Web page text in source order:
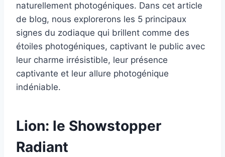
naturellement photogéniques. Dans cet article
de blog, nous explorerons les 5 principaux
signes du zodiaque qui brillent comme des
étoiles photogéniques, captivant le public avec
leur charme irrésistible, leur présence
captivante et leur allure photogénique
indéniable.
Lion: le Showstopper
Radiant